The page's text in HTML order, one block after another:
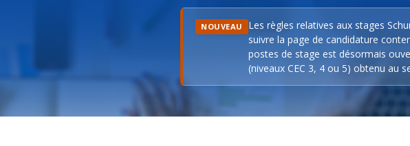
NOUVEAU
Les règles relatives aux stages
suivre la page de candidature
postes de stage est désormais
(niveaux CEC 3, 4 ou 5) obtenu au